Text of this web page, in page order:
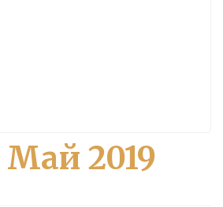
Май 2019